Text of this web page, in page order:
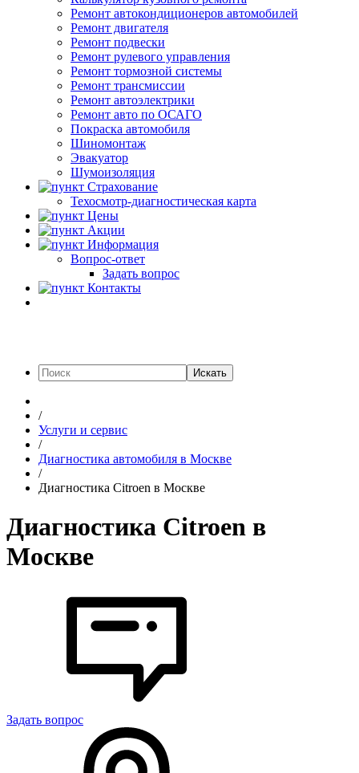
Ремонт автокондиционеров автомобилей
Ремонт двигателя
Ремонт подвески
Ремонт рулевого управления
Ремонт тормозной системы
Ремонт трансмиссии
Ремонт автоэлектрики
Ремонт авто по ОСАГО
Покраска автомобиля
Шиномонтаж
Эвакуатор
Шумоизоляция
Страхование
Техосмотр-диагностическая карта
Цены
Акции
Информация
Вопрос-ответ
Задать вопрос
Контакты
Искать
/
Услуги и сервис
/
Диагностика автомобиля в Москве
/
Диагностика Citroen в Москве
Диагностика Citroen в
Москве
Задать вопрос